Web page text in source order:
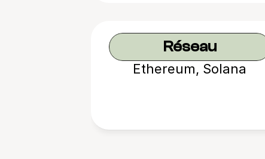
Réseau
Ethereum, Solana